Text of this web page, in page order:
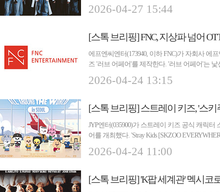
2026-04-27 15:44
[스톡 브리핑] FNC, 지상파 넘어
에프엔씨엔터(173940, 이하 FNC)가 자회사 에
즈 '러브 어페어'를 제작한다. '러브 어페어'는
2026-04-24 13:15
JYP엔터(035900)가 스트레이 키즈 공식 캐릭
어를 개최했다. 'Stray Kids [SKZOO
2026-04-24 11:00